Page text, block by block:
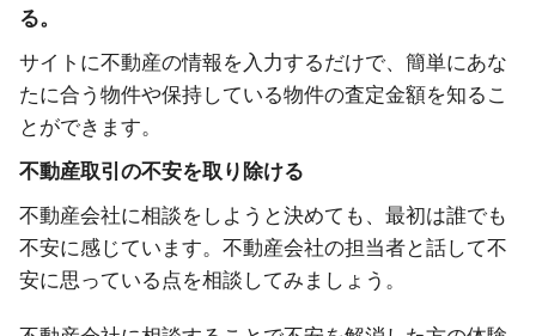
る。
サイトに不動産の情報を入力するだけで、簡単にあな
たに合う物件や保持している物件の査定金額を知るこ
とができます。
不動産取引の不安を取り除ける
不動産会社に相談をしようと決めても、最初は誰でも
不安に感じています。不動産会社の担当者と話して不
安に思っている点を相談してみましょう。